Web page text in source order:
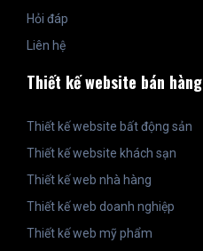
Hỏi đáp
Liên hệ
Thiết kế website bán hàng
Thiết kế website bất động sản
Thiết kế website khách sạn
Thiết kế web nhà hàng
Thiết kế web doanh nghiệp
Thiết kế web mỹ phẩm